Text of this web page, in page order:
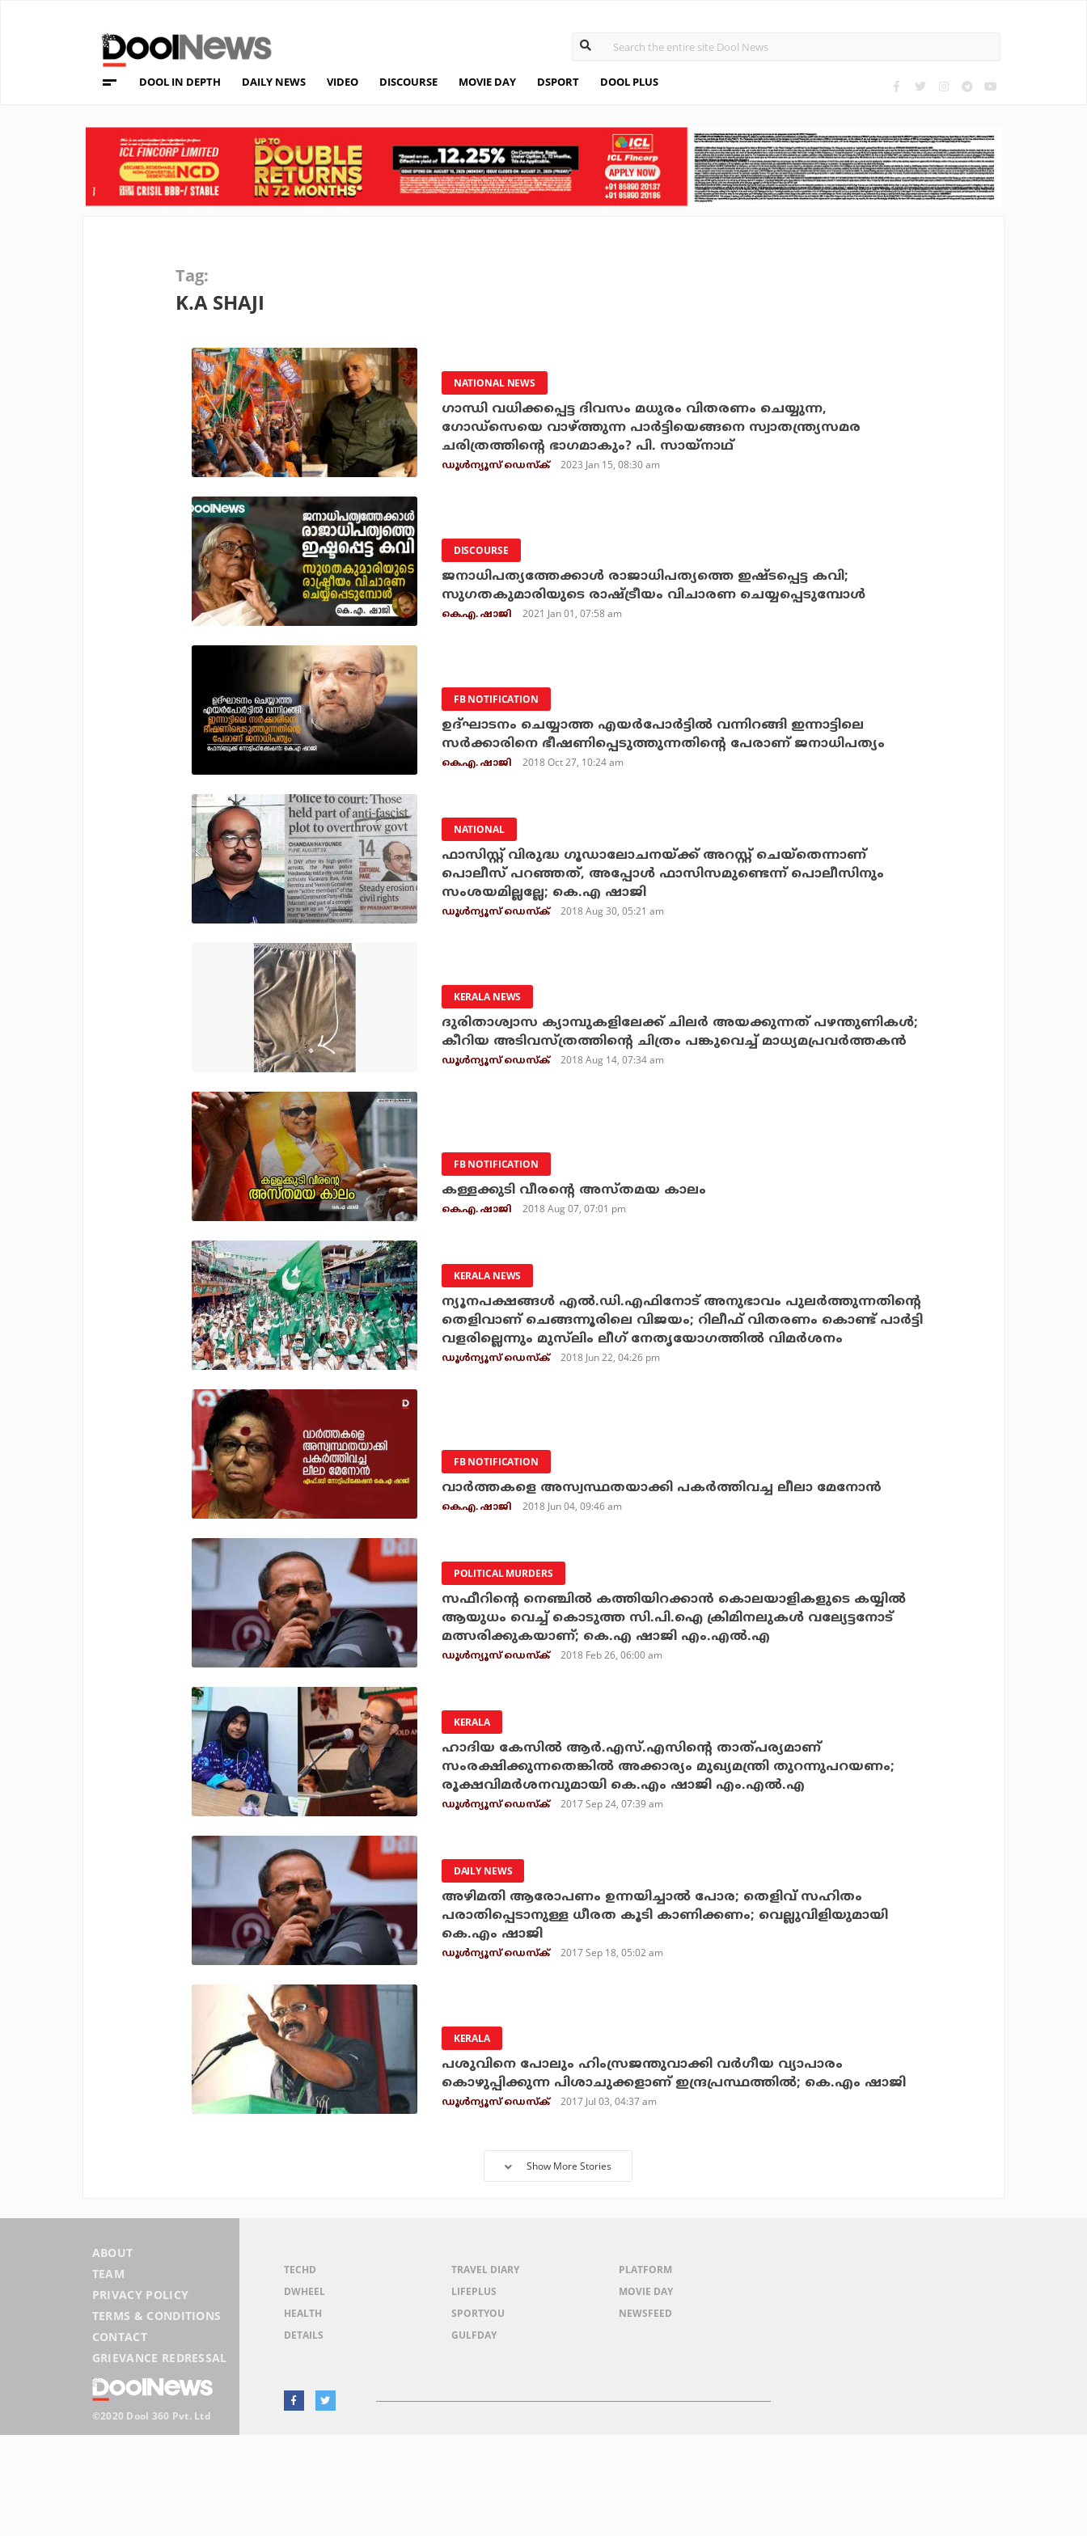
DOOL IN DEPTH DAILY NEWS VIDEO DISCOURSE MOVIE DAY DSPORT DOOL PLUS
Tag:
K.A SHAJI
NATIONAL NEWS
ഗാന്ധി വധിക്കപ്പെട്ട ദിവസം മധുരം വിതരണം ചെയ്യുന്ന,
ഗോഡ്‌സെയെ വാഴ്ത്തുന്ന പാര്‍ട്ടിയെങ്ങനെ സ്വാതന്ത്ര്യസമര
ചരിത്രത്തിന്റെ ഭാഗമാകും? പി. സായ്‌നാഥ്
ഡൂള്‍ന്യൂസ് ഡെസ്‌ക് 2023 Jan 15, 08:30 am
DISCOURSE
ജനാധിപത്യത്തേക്കാള്‍ രാജാധിപത്യത്തെ ഇഷ്ടപ്പെട്ട കവി;
സുഗതകുമാരിയുടെ രാഷ്ട്രീയം വിചാരണ ചെയ്യപ്പെടുമ്പോള്‍
കെ.എ. ഷാജി 2021 Jan 01, 07:58 am
FB NOTIFICATION
ഉദ്ഘാടനം ചെയ്യാത്ത എയര്‍പോര്‍ട്ടില്‍ വന്നിറങ്ങി ഇന്നാട്ടിലെ
സര്‍ക്കാരിനെ ഭീഷണിപ്പെടുത്തുന്നതിന്റെ പേരാണ് ജനാധിപത്യം
കെ.എ. ഷാജി 2018 Oct 27, 10:24 am
NATIONAL
ഫാസിസ്റ്റ് വിരുദ്ധ ഗൂഡാലോചനയ്ക്ക് അറസ്റ്റ് ചെയ്‌തെന്നാണ്
പൊലീസ് പറഞ്ഞത്, അപ്പോള്‍ ഫാസിസമുണ്ടെന്ന് പൊലീസിനും
സംശയമില്ലല്ലേ; കെ.എ ഷാജി
ഡൂള്‍ന്യൂസ് ഡെസ്‌ക് 2018 Aug 30, 05:21 am
KERALA NEWS
ദുരിതാശ്വാസ ക്യാമ്പുകളിലേക്ക് ചിലര്‍ അയക്കുന്നത് പഴന്തുണികള്‍;
കീറിയ അടിവസ്ത്രത്തിന്റെ ചിത്രം പങ്കുവെച്ച് മാധ്യമപ്രവര്‍ത്തകന്‍
ഡൂള്‍ന്യൂസ് ഡെസ്‌ക് 2018 Aug 14, 07:34 am
FB NOTIFICATION
കള്ളക്കുടി വീരന്റെ അസ്തമയ കാലം
കെ.എ. ഷാജി 2018 Aug 07, 07:01 pm
KERALA NEWS
ന്യൂനപക്ഷങ്ങള്‍ എല്‍.ഡി.എഫിനോട് അനുഭാവം പുലര്‍ത്തുന്നതിന്റെ
തെളിവാണ് ചെങ്ങന്നൂരിലെ വിജയം; റിലീഫ് വിതരണം കൊണ്ട് പാര്‍ട്ടി
വളരില്ലെന്നും മുസ്‌ലിം ലീഗ് നേതൃയോഗത്തില്‍ വിമര്‍ശനം
ഡൂള്‍ന്യൂസ് ഡെസ്‌ക് 2018 Jun 22, 04:26 pm
FB NOTIFICATION
വാര്‍ത്തകളെ അസ്വസ്ഥതയാക്കി പകര്‍ത്തിവച്ച ലീലാ മേനോന്‍
കെ.എ. ഷാജി 2018 Jun 04, 09:46 am
POLITICAL MURDERS
സഫീറിന്റെ നെഞ്ചില്‍ കത്തിയിറക്കാന്‍ കൊലയാളികളുടെ കയ്യില്‍
ആയുധം വെച്ച് കൊടുത്ത സി.പി.ഐ ക്രിമിനലുകള്‍ വല്യേട്ടനോട്
മത്സരിക്കുകയാണ്; കെ.എ ഷാജി എം.എല്‍.എ
ഡൂള്‍ന്യൂസ് ഡെസ്‌ക് 2018 Feb 26, 06:00 am
KERALA
ഹാദിയ കേസില്‍ ആര്‍.എസ്.എസിന്റെ താത്പര്യമാണ്
സംരക്ഷിക്കുന്നതെങ്കില്‍ അക്കാര്യം മുഖ്യമന്ത്രി തുറന്നുപറയണം;
രൂക്ഷവിമര്‍ശനവുമായി കെ.എം ഷാജി എം.എല്‍.എ
ഡൂള്‍ന്യൂസ് ഡെസ്‌ക് 2017 Sep 24, 07:39 am
DAILY NEWS
അഴിമതി ആരോപണം ഉന്നയിച്ചാല്‍ പോര; തെളിവ് സഹിതം
പരാതിപ്പെടാനുള്ള ധീരത കൂടി കാണിക്കണം; വെല്ലുവിളിയുമായി
കെ.എം ഷാജി
ഡൂള്‍ന്യൂസ് ഡെസ്‌ക് 2017 Sep 18, 05:02 am
KERALA
പശുവിനെ പോലും ഹിംസ്രജന്തുവാക്കി വര്‍ഗീയ വ്യാപാരം
കൊഴുപ്പിക്കുന്ന പിശാചുക്കളാണ് ഇന്ദ്രപ്രസ്ഥത്തില്‍; കെ.എം ഷാജി
ഡൂള്‍ന്യൂസ് ഡെസ്‌ക് 2017 Jul 03, 04:37 am
Show More Stories
ABOUT
TEAM
PRIVACY POLICY
TERMS & CONDITIONS
CONTACT
GRIEVANCE REDRESSAL
©2020 Dool 360 Pvt. Ltd
TECHD
DWHEEL
HEALTH
DETAILS
TRAVEL DIARY
LIFEPLUS
SPORTYOU
GULFDAY
PLATFORM
MOVIE DAY
NEWSFEED